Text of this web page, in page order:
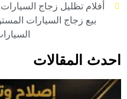
أفلام تظليل زجاج السيارات
بيع زجاج السيارات
احدث المقالات